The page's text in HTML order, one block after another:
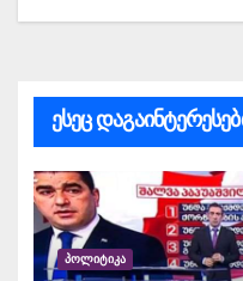
ესეც
ᲞᲝᲚᲘᲢᲘᲙᲐ